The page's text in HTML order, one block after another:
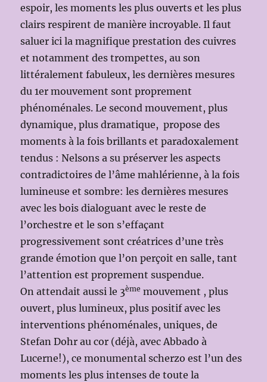
espoir, les moments les plus ouverts et les plus
clairs respirent de manière incroyable. Il faut
saluer ici la magnifique prestation des cuivres
et notamment des trompettes, au son
littéralement fabuleux, les dernières mesures
du 1er mouvement sont proprement
phénoménales. Le second mouvement, plus
dynamique, plus dramatique, propose des
moments à la fois brillants et paradoxalement
tendus : Nelsons a su préserver les aspects
contradictoires de l’âme mahlérienne, à la fois
lumineuse et sombre: les dernières mesures
avec les bois dialoguant avec le reste de
l’orchestre et le son s’effaçant
progressivement sont créatrices d’une très
grande émotion que l’on perçoit en salle, tant
l’attention est proprement suspendue.
On attendait aussi le 3ème mouvement , plus
ouvert, plus lumineux, plus positif avec les
interventions phénoménales, uniques, de
Stefan Dohr au cor (déjà, avec Abbado à
Lucerne!), ce monumental scherzo est l’un des
moments les plus intenses de toute la